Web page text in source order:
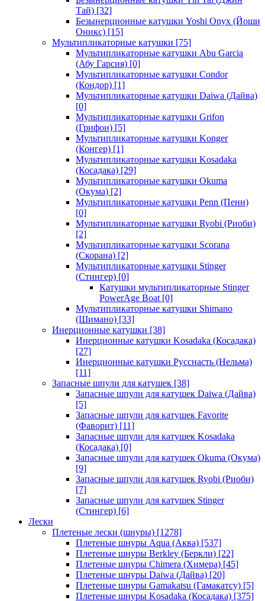
Тай) [32]
Безынерционные катушки Yoshi Onyx (Йоши
Оникс) [15]
Мультипликаторные катушки [75]
Мультипликаторные катушки Abu Garcia
(Абу Гарсия) [0]
Мультипликаторные катушки Condor
(Кондор) [1]
Мультипликаторные катушки Daiwa (Дайва)
[0]
Мультипликаторные катушки Grifon
(Грифон) [5]
Мультипликаторные катушки Konger
(Конгер) [1]
Мультипликаторные катушки Kosadaka
(Косадака) [29]
Мультипликаторные катушки Okuma
(Окума) [2]
Мультипликаторные катушки Penn (Пенн)
[0]
Мультипликаторные катушки Ryobi (Риоби)
[2]
Мультипликаторные катушки Scorana
(Скорана) [2]
Мультипликаторные катушки Stinger
(Стингер) [0]
Катушки мультипликаторные Stinger
PowerAge Boat [0]
Мультипликаторные катушки Shimano
(Шимано) [33]
Инерционные катушки [38]
Инерционные катушки Kosadaka (Косадака)
[27]
Инерционные катушки Русснасть (Нельма)
[11]
Запасные шпули для катушек [38]
Запасные шпули для катушек Daiwa (Дайва)
[5]
Запасные шпули для катушек Favorite
(Фаворит) [11]
Запасные шпули для катушек Kosadaka
(Косадака) [0]
Запасные шпули для катушек Okuma (Окума)
[9]
Запасные шпули для катушек Ryobi (Риоби)
[7]
Запасные шпули для катушек Stinger
(Стингер) [6]
Лески
Плетеные лески (шнуры) [1278]
Плетеные шнуры Aqua (Аква) [537]
Плетеные шнуры Berkley (Беркли) [22]
Плетеные шнуры Chimera (Химера) [45]
Плетеные шнуры Daiwa (Дайва) [20]
Плетеные шнуры Gamakatsu (Гамакатсу) [5]
Плетеные шнуры Kosadaka (Косадака) [375]